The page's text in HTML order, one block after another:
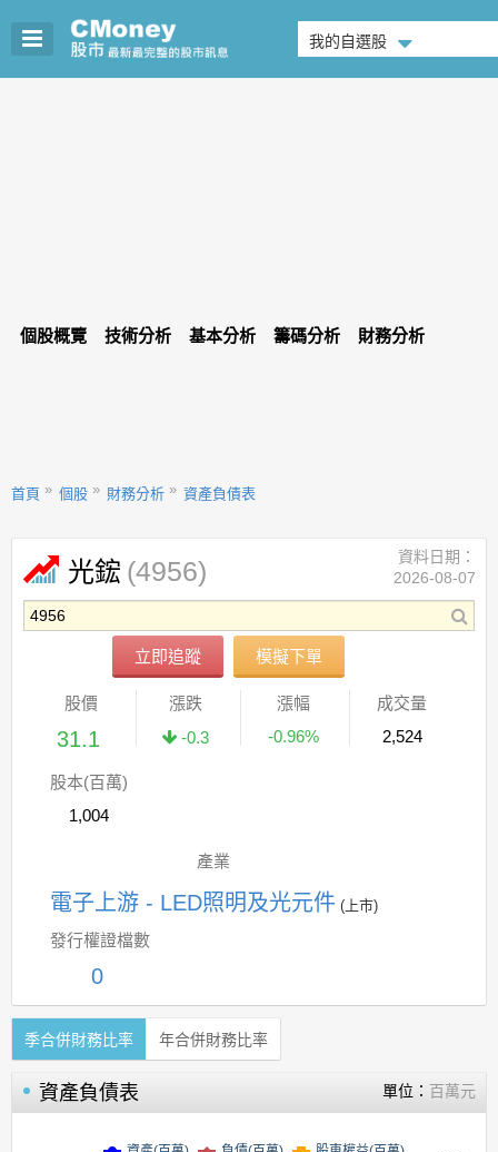
我的自選股
個股概覽 技術分析 基本分析 籌碼分析 財務分析
首頁 個股 財務分析 資產負債表
光鋐 (4956)
立即追蹤 模擬下單
資料日期：
2026-08-07
股價
31.1
漲跌
-0.3
漲幅
-0.96%
成交量
2,524
股本(百萬)
1,004
產業
電子上游 - LED照明及光元件 (上市)
發行權證檔數
0
季合併財務比率 年合併財務比率
資產負債表 單位： 百萬元